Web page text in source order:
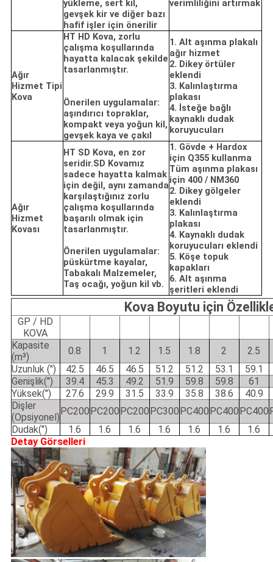
yükleme, sert kil,
gevşek kir ve diğer bazı
hafif işler için önerilir
verimliliğini artırmak
Ağır
Hizmet Tipi
Kova
HT HD Kova, zorlu
çalışma koşullarında
hayatta kalacak şekilde
tasarlanmıştır.
Önerilen uygulamalar:
aşındırıcı topraklar,
kompakt veya yoğun kil,
gevşek kaya ve çakıl
1. Alt aşınma plakalı
ağır hizmet
2. Dikey örtüler
eklendi
3. Kalınlaştırma
plakası
4. İsteğe bağlı
kaynaklı dudak
koruyucuları
Ağır
Hizmet
Kovası
HT SD Kova, en zor
seridir.SD Kovamız
sadece hayatta kalmak
için değil, aynı zamanda
karşılaştığınız zorlu
çalışma koşullarında
başarılı olmak için
tasarlanmıştır.
Önerilen uygulamalar:
püskürtme kayalar,
Tabakalı Malzemeler,
Taş ocağı, yoğun kil vb.
1. Gövde + Hardox
için Q355 kullanma
Tüm aşınma plakası
için 400 / NM360
2. Dikey gölgeler
eklendi
3. Kalınlaştırma
plakası
4. Kaynaklı dudak
koruyucuları eklendi
5. Köşe topuk
kapakları
6. Alt aşınma
şeritleri eklendi
Kova Boyutu için
GP / HD
KOVA
Kapasite
(m³)
0.8 1 1.2 1.5 1.8 2
2.5
Uzunluk (")
42.5 46.5 46.5 51.2 51.2 53.1
59.1
Genişlik(")
39.4 45.3 49.2 51.9 59.8 59.8
61
Yüksek(")
27.6 29.9 31.5 33.9 35.8 38.6
40.9
Dişler
(Opsiyonel)
PC200 PC200 PC200 PC300 PC400 PC400 PC400
Dudak(")
1.6 1.6 1.6 1.6 1.6 1.6
1.6
Detay Görselleri